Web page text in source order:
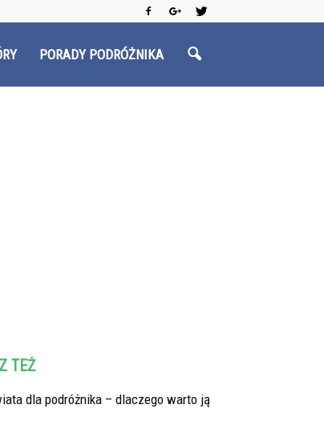
PORADY PODRÓŻNIKA
TEŻ
dla podróżnika – dlaczego warto ją